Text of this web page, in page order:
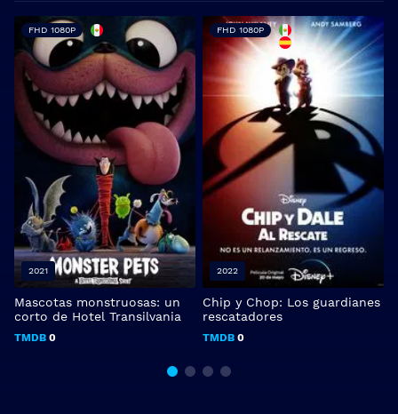
Mascotas monstruosas: un
corto de Hotel Transilvania
TMDB 0
FHD 1080P
2021
Chip y Chop: Los guardianes
rescatadores
TMDB 0
FHD 1080P
2022